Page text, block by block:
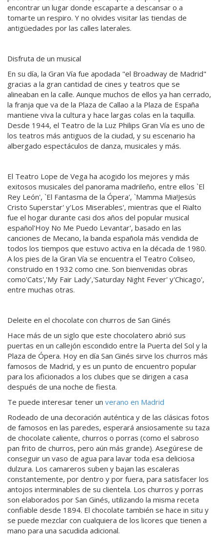
encontrar un lugar donde escaparte a descansar o a
tomarte un respiro. Y no olvides visitar las tiendas de
antigüedades por las calles laterales.
Disfruta de un musical
En su día, la Gran Vía fue apodada "el Broadway de Madrid"
gracias a la gran cantidad de cines y teatros que se
alineaban en la calle. Aunque muchos de ellos ya han cerrado,
la franja que va de la Plaza de Callao a la Plaza de España
mantiene viva la cultura y hace largas colas en la taquilla.
Desde 1944, el Teatro de la Luz Philips Gran Vía es uno de
los teatros más antiguos de la ciudad, y su escenario ha
albergado espectáculos de danza, musicales y más.
El Teatro Lope de Vega ha acogido los mejores y más
exitosos musicales del panorama madrileño, entre ellos `El
Rey León', `El Fantasma de la Ópera', `Mamma Mia!Jesús
Cristo Superstar' y'Los Miserables', mientras que el Rialto
fue el hogar durante casi dos años del popular musical
español'Hoy No Me Puedo Levantar', basado en las
canciones de Mecano, la banda española más vendida de
todos los tiempos que estuvo activa en la década de 1980.
A los pies de la Gran Vía se encuentra el Teatro Coliseo,
construido en 1932 como cine. Son bienvenidas obras
como'Cats','My Fair Lady','Saturday Night Fever' y'Chicago',
entre muchas otras.
Deleite en el chocolate con churros de San Ginés
Hace más de un siglo que este chocolatero abrió sus
puertas en un callejón escondido entre la Puerta del Sol y la
Plaza de Ópera. Hoy en día San Ginés sirve los churros más
famosos de Madrid, y es un punto de encuentro popular
para los aficionados a los clubes que se dirigen a casa
después de una noche de fiesta.
Te puede interesar tener un verano en Madrid
Rodeado de una decoración auténtica y de las clásicas fotos
de famosos en las paredes, esperará ansiosamente su taza
de chocolate caliente, churros o porras (como el sabroso
pan frito de churros, pero aún más grande). Asegúrese de
conseguir un vaso de agua para lavar toda esa deliciosa
dulzura. Los camareros suben y bajan las escaleras
constantemente, por dentro y por fuera, para satisfacer los
antojos interminables de su clientela. Los churros y porras
son elaborados por San Ginés, utilizando la misma receta
confiable desde 1894. El chocolate también se hace in situ y
se puede mezclar con cualquiera de los licores que tienen a
mano para una sacudida adicional.